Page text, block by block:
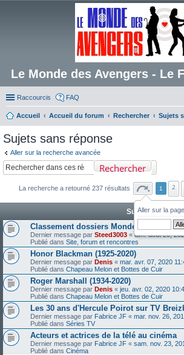
Le Monde des Avengers - Le
Raccourcis FAQ
Accueil Accueil du forum Rechercher
Sujets
Sujets sans réponse
Aller sur la recherche avancée
Rechercher
La recherche a retourné 237 résultats
Aller sur la
1 2
Sujets
Classement dossiers Monde des
Dernier message par Steed3003 «dim. août 20,
Publié dans Site, forum et rencontres
Honor Blackman (1925-2020)
Dernier message par Denis « mar. avr. 07, 2020
Publié dans Chapeau Melon et Bottes de Cuir
Roger Marshall (1934-2020)
Dernier message par Denis « jeu. avr. 02, 2020
Publié dans Chapeau Melon et Bottes de Cuir
Les 30 ans d'Hercule Poirot sur TV
Dernier message par Fabrice JF « mar. nov. 26,
Publié dans Séries TV
Acteurs et actrices de la télé au cinéma
Dernier message par Fabrice JF « sam. nov. 23,
Publié dans Cinéma